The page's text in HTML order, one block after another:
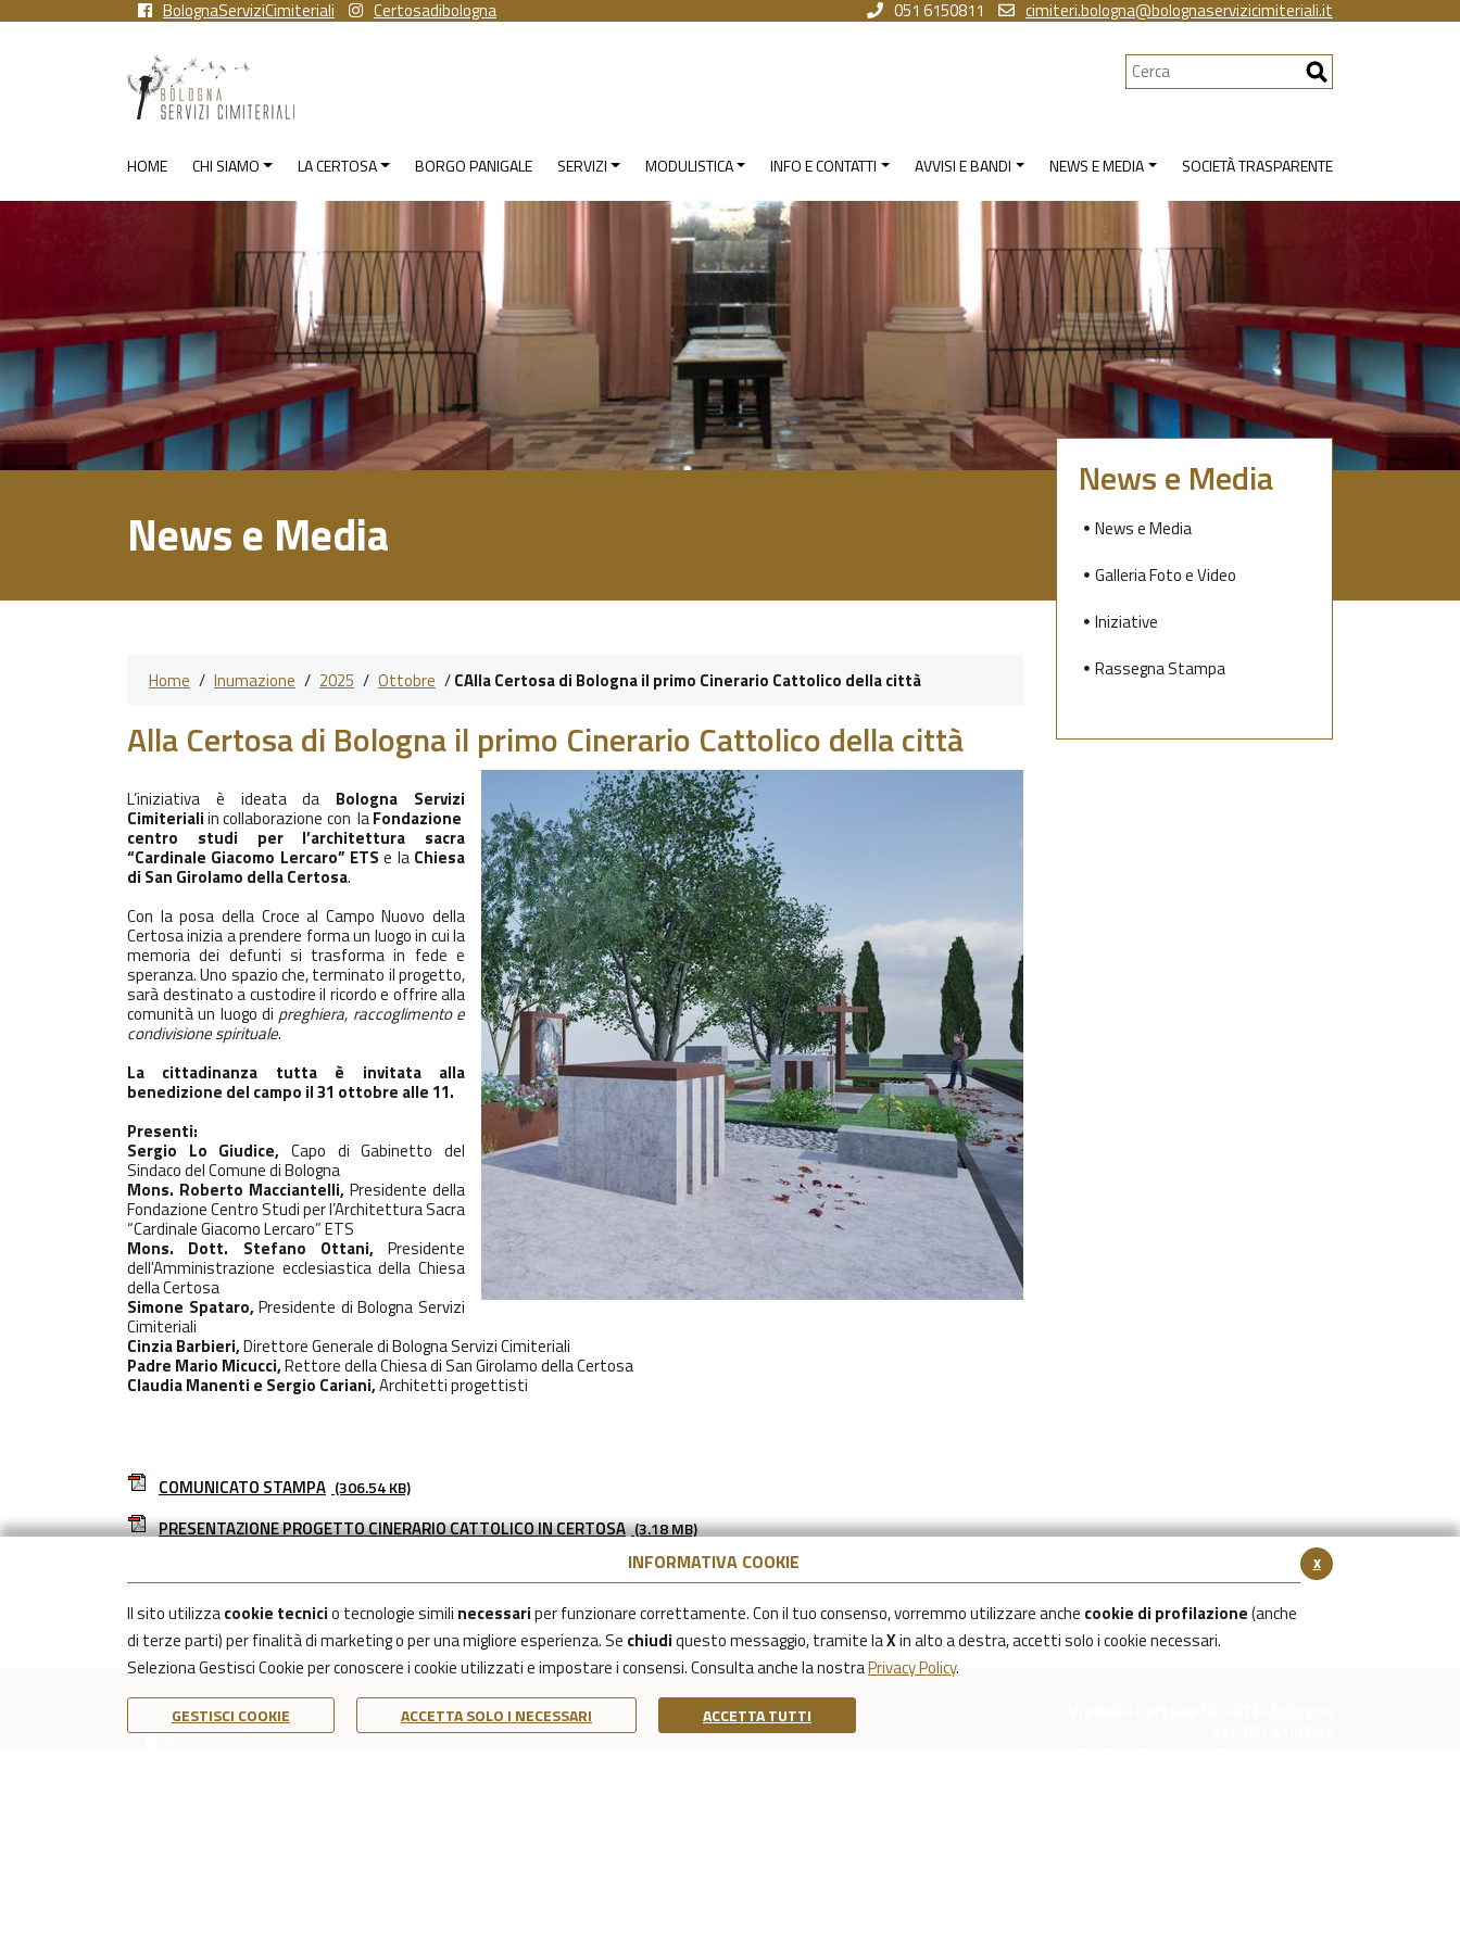
x
INFORMATIVA COOKIE
Il sito utilizzacookie tecnicio tecnologie simili necessariper funzionare correttamente. Con il tuo consenso, vorremmo utilizzare anche cookie di profilazione(anche
di terze parti) per finalità di marketing o per una migliore esperienza. Se chiudiquesto messaggio, tramite laXin alto a destra, accetti solo i cookie necessari.
Seleziona Gestisci Cookie per conoscere i cookie utilizzati e impostare i consensi. Consulta anche la nostraPrivacy Policy.
GESTISCI COOKIE ACCETTA SOLO I NECESSARI ACCETTA TUTTI
BolognaServiziCimiteriali Certosadibologna 051 6150811 cimiteri.bologna@bolognaservizicimiteriali.it
Cerca
HOME CHI SIAMO LA CERTOSA BORGO PANIGALE SERVIZI MODULISTICA INFO E CONTATTI AVVISI E BANDI NEWS E MEDIA SOCIETÀ TRASPARENTE
News e Media
Home / Inumazione / 2025 / Ottobre /CAlla Certosa di Bologna il primo Cinerario Cattolico della città
Alla Certosa di Bologna il primo Cinerario Cattolico della città
L’iniziativa è ideata da Bologna Servizi
Cimiterialiin collaborazione con laFondazione
centro studi per l’architettura sacra
“Cardinale Giacomo Lercaro” ETS e la Chiesa
di San Girolamo della Certosa.
Con la posa della Croce al Campo Nuovo della
Certosa inizia a prendere forma un luogo in cui la
memoria dei defunti si trasforma in fede e
speranza. Uno spazio che, terminato il progetto,
sarà destinato a custodire il ricordo e offrire alla
comunità un luogo di preghiera, raccoglimento e
condivisione spirituale.
La cittadinanza tutta è invitata alla
benedizione del campo il 31 ottobre alle 11.
Presenti:
Sergio Lo Giudice, Capo di Gabinetto del
Sindaco del Comune di Bologna
Mons. Roberto Macciantelli, Presidente della
Fondazione Centro Studi per l’Architettura Sacra
“Cardinale Giacomo Lercaro” ETS
Mons. Dott. Stefano Ottani, Presidente
dell'Amministrazione ecclesiastica della Chiesa
della Certosa
Simone Spataro,Presidente di Bologna Servizi
Cimiteriali
Cinzia Barbieri,Direttore Generale di Bologna Servizi Cimiteriali
Padre Mario Micucci,Rettore della Chiesa di San Girolamo della Certosa
Claudia Manenti e Sergio Cariani,Architetti progettisti
COMUNICATO STAMPA (306.54 KB)
PRESENTAZIONE PROGETTO CINERARIO CATTOLICO IN CERTOSA (3.18 MB)
News e Media
News e Media
Galleria Foto e Video
Iniziative
Rassegna Stampa